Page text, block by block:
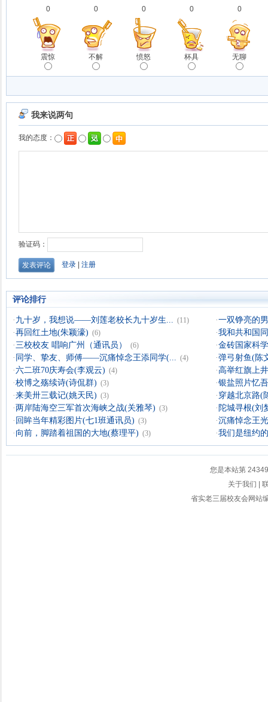
0
震惊
0
不解
0
愤怒
0
杯具
0
无聊
评论排行
· 九十岁，我想说——刘莲老校长九十岁生... (11) ·一双铮亮的
·再回红土地(朱颖濠) (6) ·我和共和国
·三校校友 唱响广州（通讯员） (6) ·金砖国家科
· 同学、挚友、师傅——沉痛悼念王添同学(... (4) ·弹弓射鱼(陈
·六二班70庆寿会(李观云) (4) ·高举红旗上
·校博之殇续诗(诗侃群) (3) ·银盐照片忆
·来美卅三载记(姚天民) (3) · 穿越北京路(
· 两岸陆海空三军首次海峡之战(关雅琴) (3) · 陀城寻根(刘
· 回眸当年精彩图片(七1班通讯员) (3) ·沉痛悼念王
· 向前，脚踏着祖国的大地(蔡理平) (3) ·我们是纽约
您是本站第
关于我们
省实老三届校友会网站